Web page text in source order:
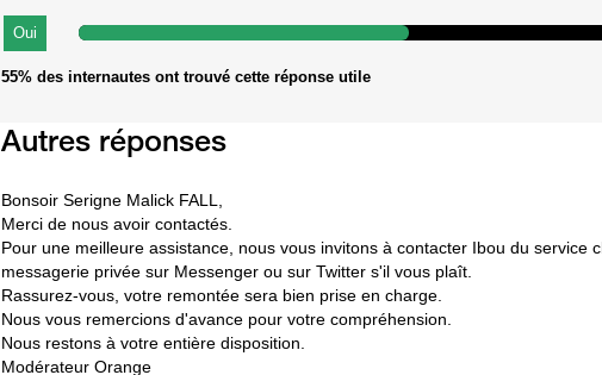
Oui
55% des internautes ont trouvé cette réponse utile
Autres réponses
Bonsoir Serigne Malick FALL,
Merci de nous avoir contactés.
Pour une meilleure assistance, nous vous invitons à contacter Ibou du service
messagerie privée sur Messenger ou sur Twitter s'il vous plaît.
Rassurez-vous, votre remontée sera bien prise en charge.
Nous vous remercions d'avance pour votre compréhension.
Nous restons à votre entière disposition.
Modérateur Orange